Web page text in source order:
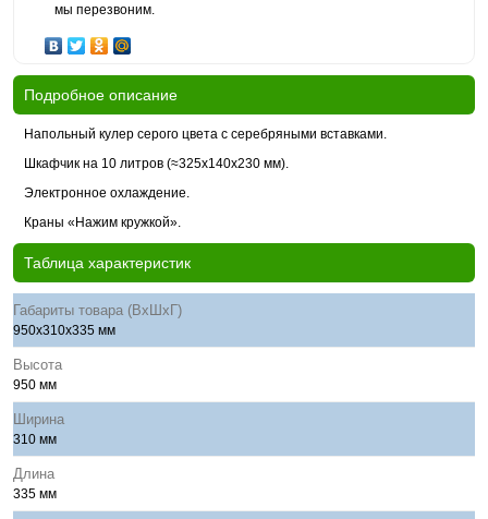
мы перезвоним.
Подробное описание
Напольный кулер серого цвета с серебряными вставками.
Шкафчик на 10 литров (≈325x140x230 мм).
Электронное охлаждение.
Краны «Нажим кружкой».
Таблица характеристик
Габариты товара (ВхШхГ)
950x310х335 мм
Высота
950 мм
Ширина
310 мм
Длина
335 мм